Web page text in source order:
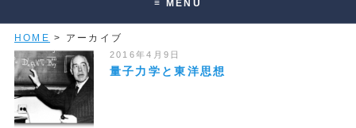
≡ MENU
講座・セッション
HOME > アーカイブ
2016年4月9日
量子力学と東洋思想